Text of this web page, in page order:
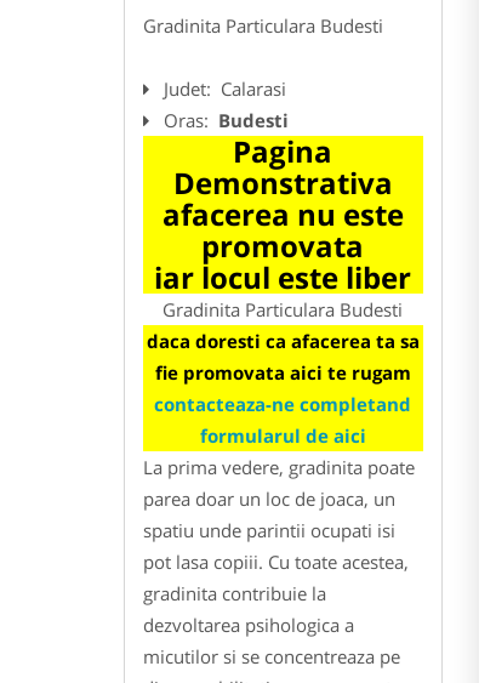
Gradinita Particulara Budesti
Judet: Calarasi
Oras: Budesti
Pagina
Demonstrativa
afacerea nu este
promovata
iar locul este liber
Gradinita Particulara Budesti
daca doresti ca afacerea ta sa
fie promovata aici te rugam
contacteaza-ne completand
formularul de aici
La prima vedere, gradinita poate
parea doar un loc de joaca, un
spatiu unde parintii ocupati isi
pot lasa copiii. Cu toate acestea,
gradinita contribuie la
dezvoltarea psihologica a
micutilor si se concentreaza pe